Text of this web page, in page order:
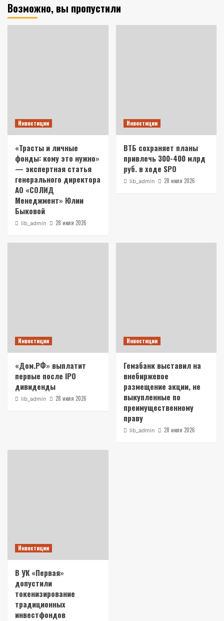
Возможно, вы пропустили
Инвестиции
«Трасты и личные
фонды: кому это нужно»
— экспертная статья
генерального директора
АО «СОЛИД
Менеджмент» Юлии
Быковой
lib_admin 28 июля 2026
Инвестиции
ВТБ сохраняет планы
привлечь 300-400 млрд
руб. в ходе SPO
lib_admin 28 июля 2026
Инвестиции
«Дом.РФ» выплатит
первые после IPO
дивиденды
lib_admin 28 июля 2026
Инвестиции
Гемабанк выставил на
внебиржевое
размещение акции, не
выкупленные по
преимущественному
праву
lib_admin 28 июля 2026
Инвестиции
В УК «Первая»
допустили
токенизирование
традиционных
инвестфондов